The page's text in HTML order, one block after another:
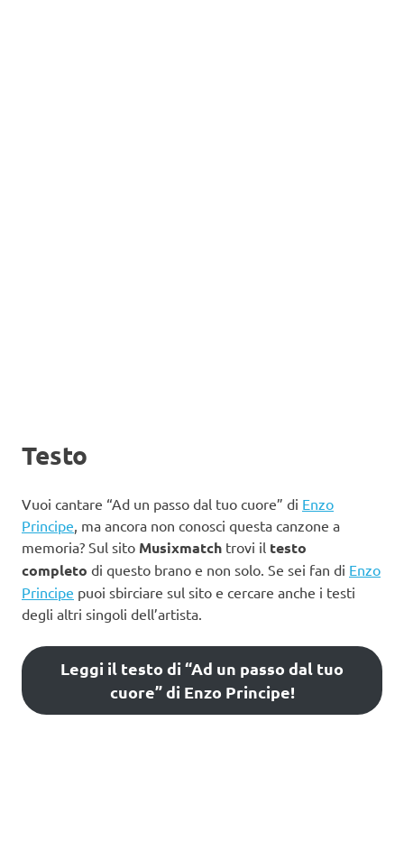
Testo
Vuoi cantare “Ad un passo dal tuo cuore” di Enzo
Principe, ma ancora non conosci questa canzone a
memoria? Sul sito Musixmatch trovi il testo
completo di questo brano e non solo. Se sei fan di Enzo
Principe puoi sbirciare sul sito e cercare anche i testi
degli altri singoli dell’artista.
Leggi il testo di “Ad un passo dal tuo
cuore” di Enzo Principe!